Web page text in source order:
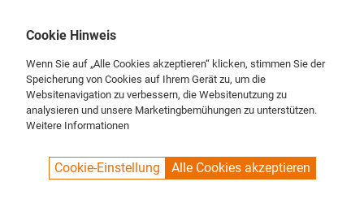
SPUELBOY.DE SHOP NU® LINE BRUSHES MIDDLE BRUSHES
Cookie Hinweis
Wenn Sie auf „Alle Cookies akzeptieren“ klicken, stimmen Sie der
Speicherung von Cookies auf Ihrem Gerät zu, um die
Websitenavigation zu verbessern, die Websitenutzung zu
analysieren und unsere Marketingbemühungen zu unterstützen.
Weitere Informationen
Cookie-Einstellung Alle Cookies akzeptieren